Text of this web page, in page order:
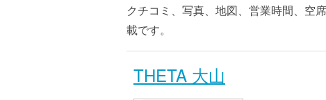
クチコミ、写真、地図、営業時間、空
載です。
THETA 大山